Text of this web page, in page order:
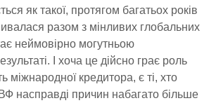
як такої, протягом багатьох років
разом з мінливих глобальних
неймовірно могутньою
І хоча це дійсно грає роль
міжнародної кредитора, є ті, хто
насправді причин набагато більше